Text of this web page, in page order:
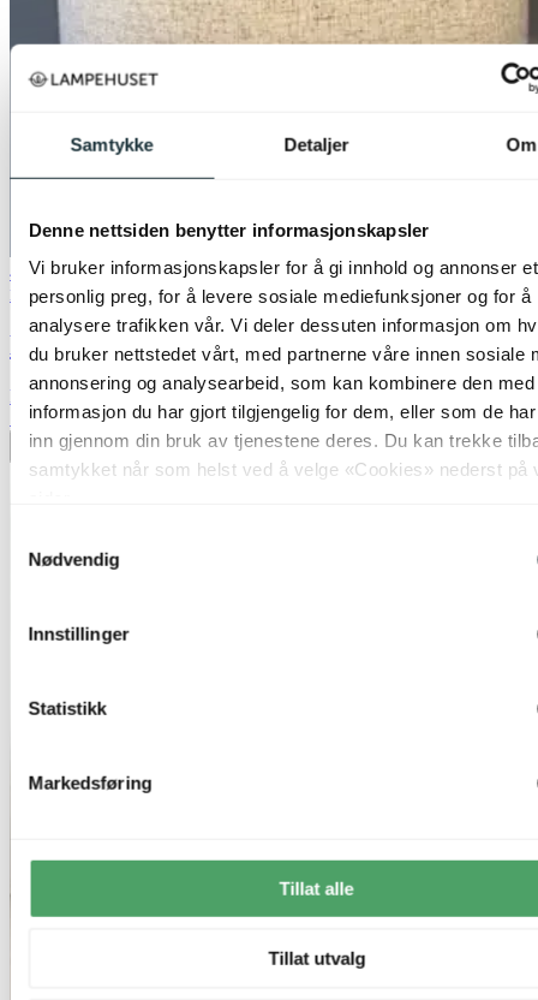
Samtykke Detaljer Om
Denne nettsiden benytter informasjonskapsler
Vi bruker informasjonskapsler for å gi innhold og annonser et
personlig preg, for å levere sosiale mediefunksjoner og for å
analysere trafikken vår. Vi deler dessuten informasjon om
du bruker nettstedet vårt, med partnerne våre innen sosiale
annonsering og analysearbeid, som kan kombinere den med
informasjon du har gjort tilgjengelig for dem, eller som de
inn gjennom din bruk av tjenestene deres. Du kan trekke
samtykket når som helst ved å velge «Cookies» nederst på
Nødvendig
Innstillinger
Statistikk
Markedsføring
Tillat alle
Tillat utvalg
40% ved kjøp av 2 eller flere
Nova Life
Blefjell skjerm rund 45cm beige
kr 1 099,-
70%
Legg til ønskeliste